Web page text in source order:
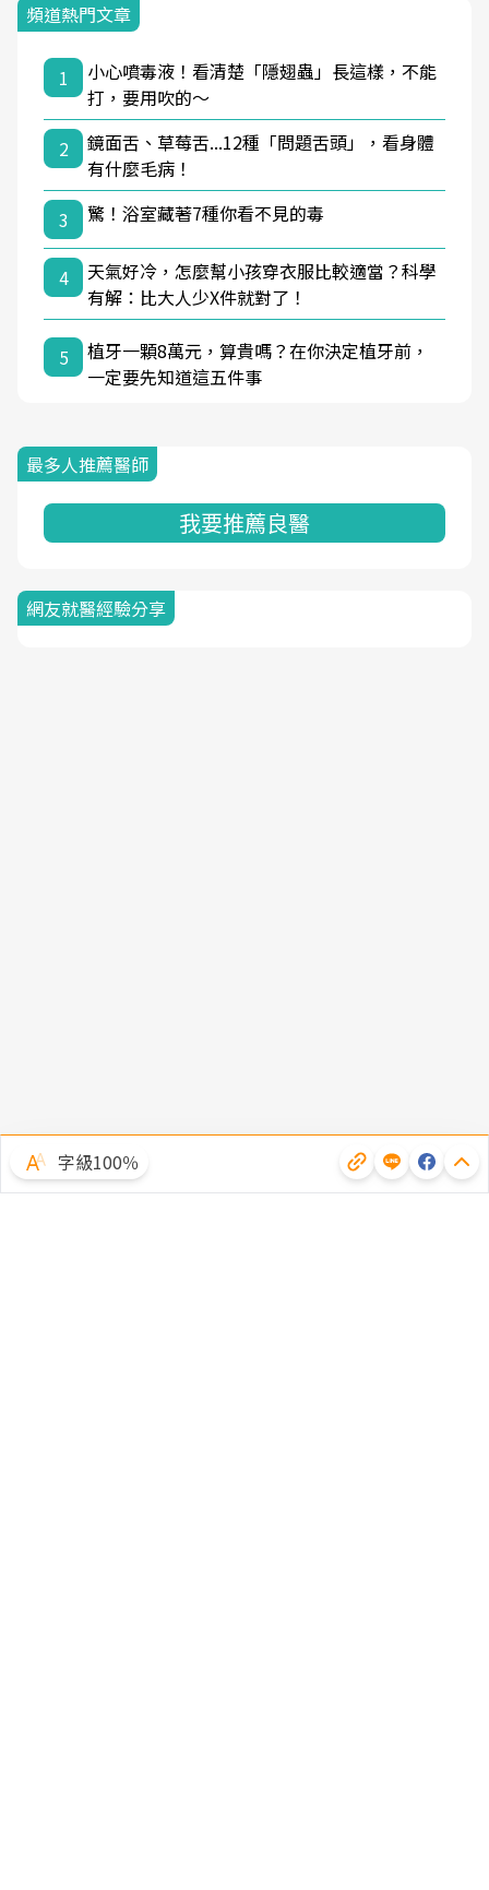
頻道熱門文章
1
小心噴毒液！看清楚「隱翅蟲」長這樣，不能
打，要用吹的～
2
鏡面舌、草莓舌...12種「問題舌頭」，看身體
有什麼毛病！
3
驚！浴室藏著7種你看不見的毒
4
天氣好冷，怎麼幫小孩穿衣服比較適當？科學
有解：比大人少X件就對了！
5
植牙一顆8萬元，算貴嗎？在你決定植牙前，
一定要先知道這五件事
最多人推薦醫師
我要推薦良醫
網友就醫經驗分享
字級100％